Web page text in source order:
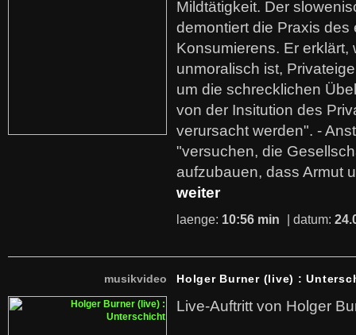
Mildtätigkeit. Der
demontiert die Praxis des
Konsumierens. Er erklärt,
unmoralisch ist,
um die schrecklichen
von der Insitution des
verursacht werden". -
"versuchen, die
aufzubauen, dass Armut
weiter
laenge: 10:56 min | datum:
musikvideo Holger Burner (live) :
Live-Auftritt von Holger